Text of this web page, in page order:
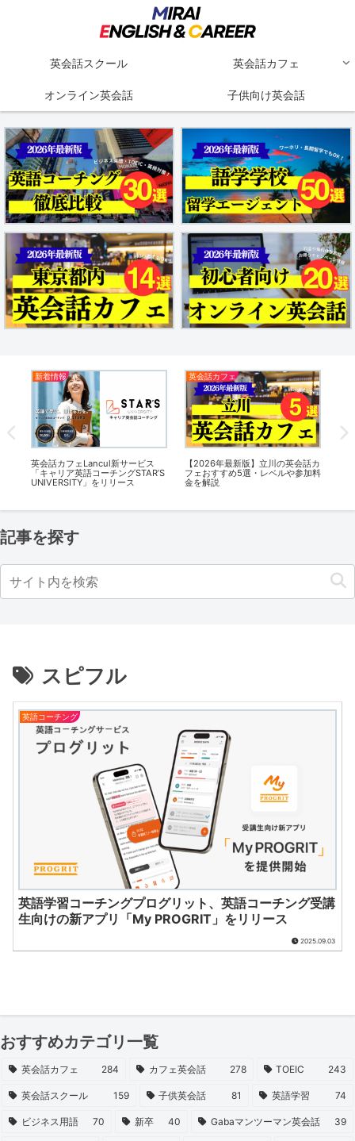
英会話スクール 英会話カフェ
オンライン英会話 子供向け英会話
新着情報
英会話カフェLancul新サービス
「キャリア英語コーチングSTAR’S
UNIVERSITY」をリリース
英会話カフェ
【2026年最新版】立川の英会話カ
フェおすすめ5選・レベルや参加料
金を解説
記事を探す
スピフル
英語コーチング
英語学習コーチングプログリット、英語コーチング受講
生向けの新アプリ「My PROGRIT」をリリース
2025.09.03
おすすめカテゴリ一覧
英会話カフェ 284 カフェ英会話 278 TOEIC 243
英会話スクール 159 子供英会話 81 英語学習 74
ビジネス用語 70 新卒 40 Gabaマンツーマン英会話 39